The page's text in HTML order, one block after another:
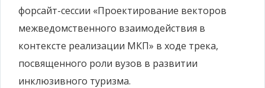
форсайт-сессии «Проектирование векторов
межведомственного взаимодействия в
контексте реализации МКП» в ходе трека,
посвященного роли вузов в развитии
инклюзивного туризма.